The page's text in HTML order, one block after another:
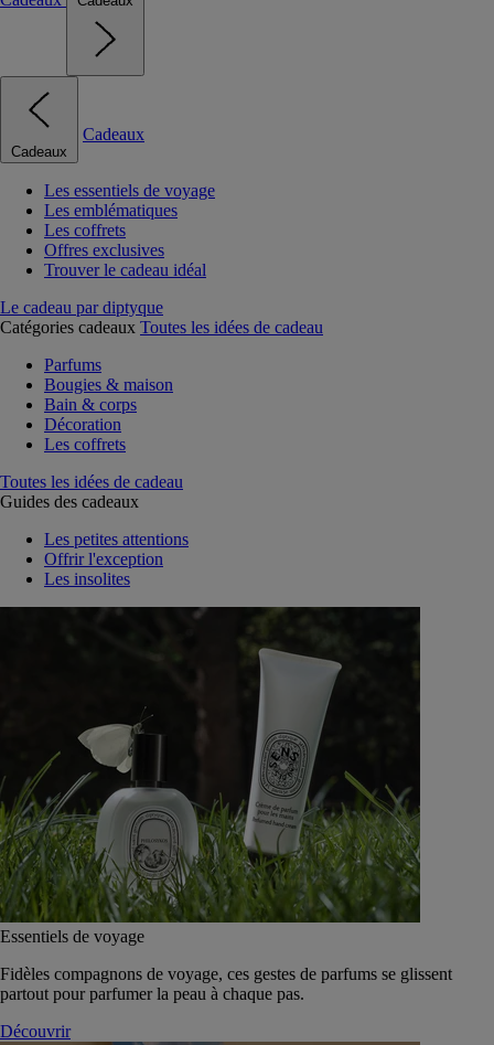
Cadeaux
Cadeaux
Les essentiels de voyage
Les emblématiques
Les coffrets
Offres exclusives
Trouver le cadeau idéal
Le cadeau par diptyque
Catégories cadeaux Toutes les idées de cadeau
Parfums
Bougies & maison
Bain & corps
Décoration
Les coffrets
Toutes les idées de cadeau
Guides des cadeaux
Les petites attentions
Offrir l'exception
Les insolites
Essentiels de voyage
Fidèles compagnons de voyage, ces gestes de parfums se glissent
partout pour parfumer la peau à chaque pas.
Découvrir